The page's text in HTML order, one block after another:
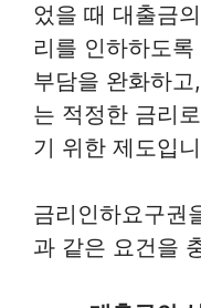
었을 때 대출금
리를 인하하도
부담을 완화하
는 적정한 금리
기 위한 제도입
금리인하요구권
과 같은 요건을